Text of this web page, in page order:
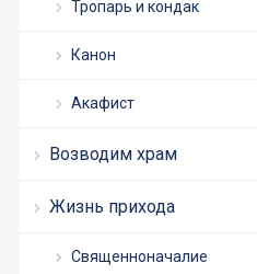
Тропарь и кондак
Канон
Акафист
Возводим храм
Жизнь прихода
Священноначалие